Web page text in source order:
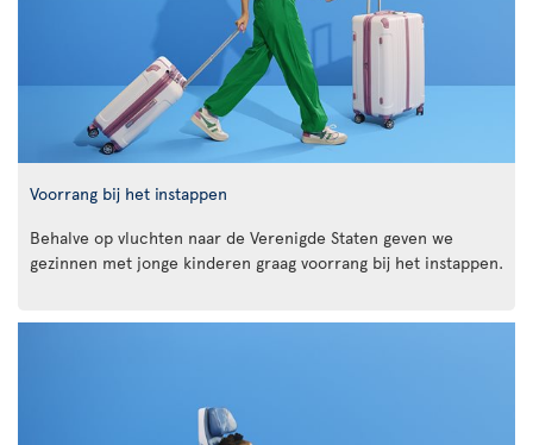
Voorrang bij het instappen
Behalve op vluchten naar de Verenigde Staten geven we
gezinnen met jonge kinderen graag voorrang bij het instappen.